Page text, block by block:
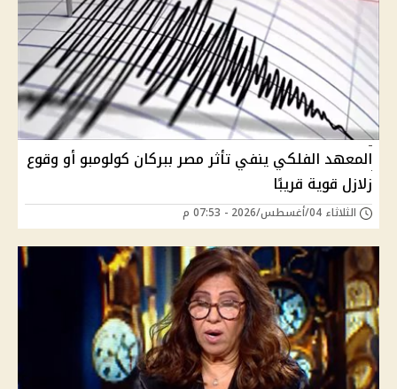
المعهد الفلكي ينفي تأثر مصر ببركان كولومبو أو وقوع
زلازل قوية قريبًا
الثلاثاء 04/أغسطس/2026 - 07:53 م